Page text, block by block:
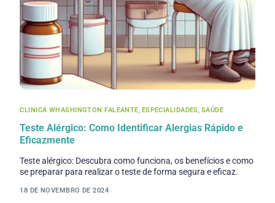
CLINICA WHASHINGTON FALEANTE, ESPECIALIDADES, SAÚDE
Teste Alérgico: Como Identificar Alergias Rápido e
Eficazmente
Teste alérgico: Descubra como funciona, os benefícios e como
se preparar para realizar o teste de forma segura e eficaz.
18 DE NOVEMBRO DE 2024